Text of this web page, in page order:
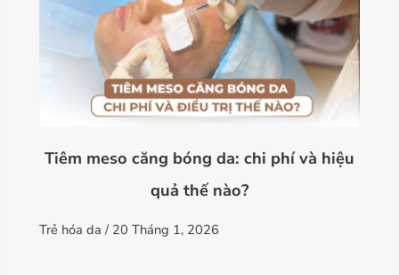
Tiêm meso căng bóng da: chi phí và hiệu
quả thế nào?
Trẻ hóa da / 20 Tháng 1, 2026